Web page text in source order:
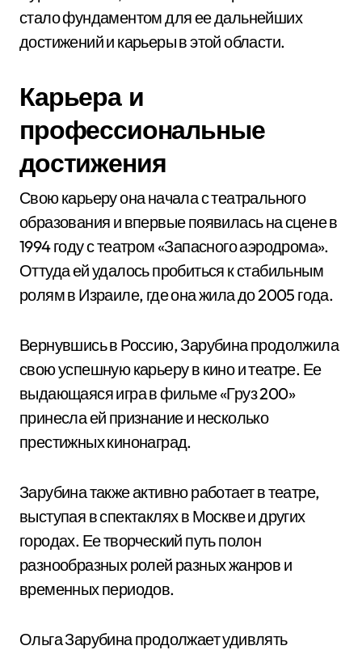
стало фундаментом для ее дальнейших
достижений и карьеры в этой области.
Карьера и
профессиональные
достижения
Свою карьеру она начала с театрального
образования и впервые появилась на сцене в
1994 году с театром «Запасного аэродрома».
Оттуда ей удалось пробиться к стабильным
ролям в Израиле, где она жила до 2005 года.
Вернувшись в Россию, Зарубина продолжила
свою успешную карьеру в кино и театре. Ее
выдающаяся игра в фильме «Груз 200»
принесла ей признание и несколько
престижных кинонаград.
Зарубина также активно работает в театре,
выступая в спектаклях в Москве и других
городах. Ее творческий путь полон
разнообразных ролей разных жанров и
временных периодов.
Ольга Зарубина продолжает удивлять